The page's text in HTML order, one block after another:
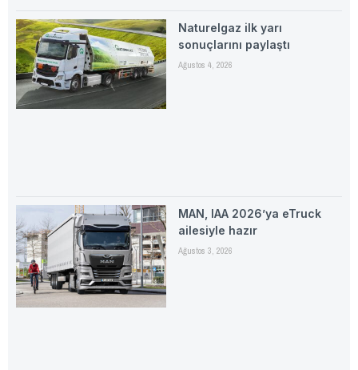
Naturelgaz ilk yarı
sonuçlarını paylaştı
Ağustos 4, 2026
MAN, IAA 2026’ya eTruck
ailesiyle hazır
Ağustos 3, 2026